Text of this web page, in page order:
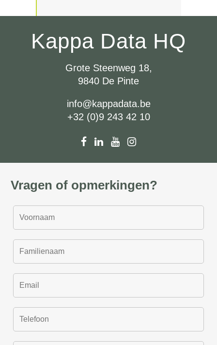
Kappa Data HQ
Grote Steenweg 18,
9840 De Pinte
info@kappadata.be
+32 (0)9 243 42 10
Vragen of opmerkingen?